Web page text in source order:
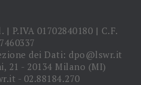
P.IVA 01702840180 | C.F.
dei Dati: dpo@lswr.it
21 - 20134 Milano (MI)
- 02.88184.270